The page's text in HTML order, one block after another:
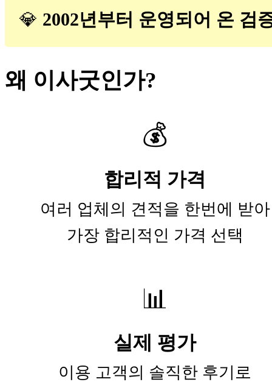
💎 2002년부터 운영되어 온 검
왜 이사굿인가?
💰
합리적 가격
여러 업체의 견적을 한번에 받아
가장 합리적인 가격 선택
📊
실제 평가
이용 고객의 솔직한 후기로